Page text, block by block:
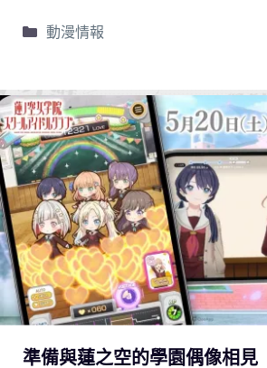
動漫情報
準備與蓮之空的學園偶像相見